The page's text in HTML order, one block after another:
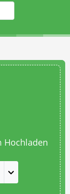
Hochladen